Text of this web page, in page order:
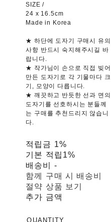
SIZE /
24 x 16.5cm
Made in Korea
★ 하단에 도자기 구매시 유의
사항 반드시 숙지해주시길 바
랍니다.
★ 작가님이 손으로 직접 빚어
만든 도자기로 각 기물마다 크
기, 모양이 다릅니다.
★ 깨끗하고 반듯한 선과 면의
도자기를 선호하시는 분들께
는 구매를 추천드리지 않습니
다.
적립금 1%
기본 적립 1%
배송비 -
함께 구매 시 배송비
절약 상품 보기
추가 금액